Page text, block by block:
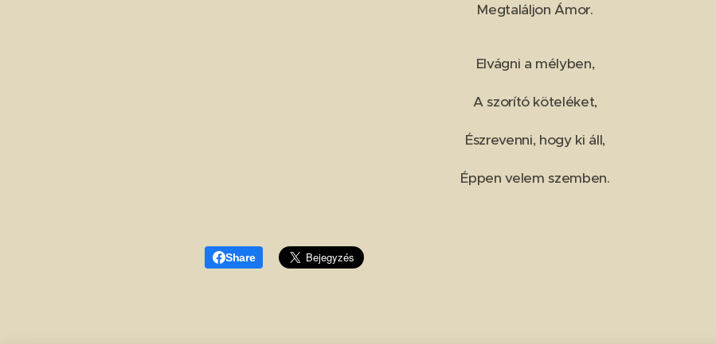
Megtaláljon Ámor.
Elvágni a mélyben,
A szorító köteléket,
Észrevenni, hogy ki áll,
Éppen velem szemben.
Share